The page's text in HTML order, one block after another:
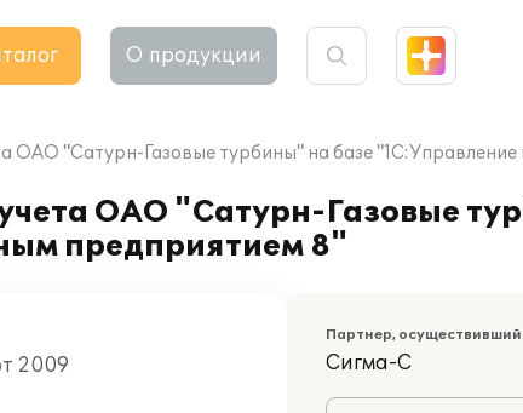
О продукции
ОАО "Сатурн-Газовые турбины" на базе
ОАО "Сатурн-Газовые
предприятием 8"
2009
Партнер,
Сигма-С